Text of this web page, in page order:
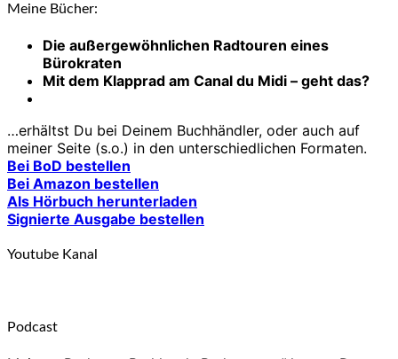
Meine Bücher:
Die außergewöhnlichen Radtouren eines
Bürokraten
Mit dem Klapprad am Canal du Midi – geht das?
…erhältst Du bei Deinem Buchhändler, oder auch auf
meiner Seite (s.o.) in den unterschiedlichen Formaten.
Bei BoD bestellen
Bei Amazon bestellen
Als Hörbuch herunterladen
Signierte Ausgabe bestellen
Youtube Kanal
Podcast